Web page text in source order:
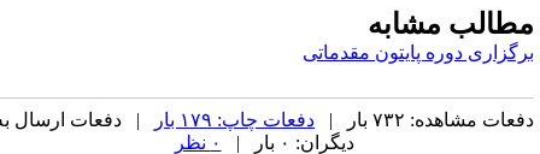
مشابه
دوره پایتون مقدماتی
مشاهده: ۷۳۲ بار | دفعات چاپ: ۱۷۹ بار
| دفعات ارسال به
دیگران: ۰ بار |